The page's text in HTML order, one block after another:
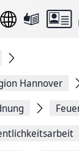
Hannover